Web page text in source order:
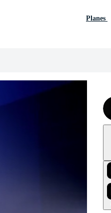
Planes